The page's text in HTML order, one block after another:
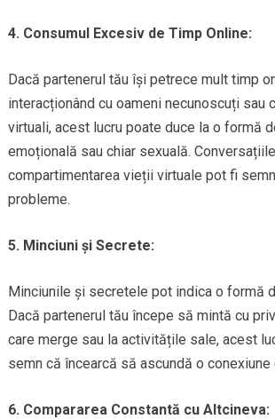
4. Consumul Excesiv de Timp Online:
Dacă partenerul tău își petrece mult timp
interacționând cu oameni necunoscuți sau
virtuali, acest lucru poate duce la o formă
emoțională sau chiar sexuală.
compartimentarea vieții virtuale pot fi
probleme.
5. Minciuni și Secrete:
Minciunile și secretele pot indica o formă
Dacă partenerul tău începe să mintă cu
care merge sau la activitățile sale, acest
semn că încearcă să ascundă o conexiune
6. Compararea Constantă cu Altcineva: